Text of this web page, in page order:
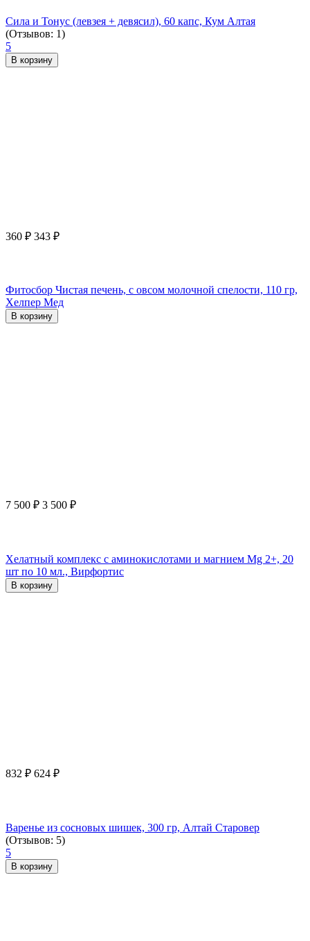
Сила и Тонус (левзея + девясил), 60 капс, Кум Алтая
(Отзывов: 1)
5
В корзину
360 ₽ 343 ₽
Фитосбор Чистая печень, с овсом молочной спелости, 110 гр,
Хелпер Мед
В корзину
7 500 ₽ 3 500 ₽
Хелатный комплекс с аминокислотами и магнием Mg 2+, 20
шт по 10 мл., Вирфортис
В корзину
832 ₽ 624 ₽
Варенье из сосновых шишек, 300 гр, Алтай Старовер
(Отзывов: 5)
5
В корзину